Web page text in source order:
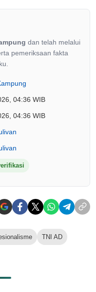
dan telah melalui
pemeriksaan fakta
04:36 WIB
04:36 WIB
TNI AD